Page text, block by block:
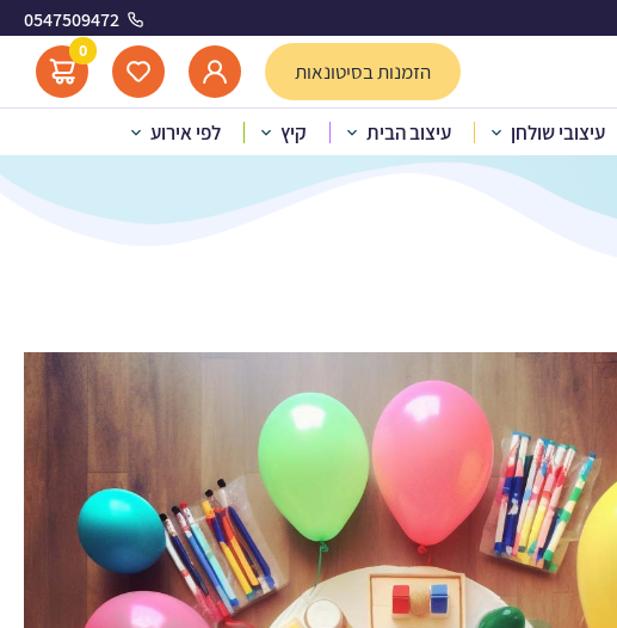
0547509472
הזמנות בסיטונאות
0
עיצובי שולחן עיצוב הבית קיץ לפי אירוע